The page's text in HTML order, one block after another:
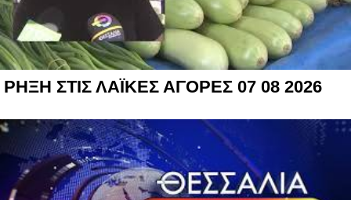
ΡΗΞΗ ΣΤΙΣ ΛΑΪΚΕΣ ΑΓΟΡΕΣ 07 08 2026